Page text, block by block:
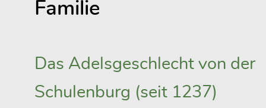
Familie
Das Adelsgeschlecht von der
Schulenburg (seit 1237)